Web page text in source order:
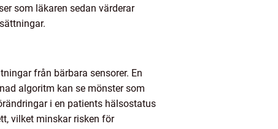
som läkaren sedan värderar
från bärbara sensorer. En
algoritm kan se mönster som
i en patients hälsostatus
vilket minskar risken för